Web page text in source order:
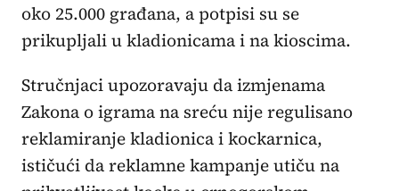
oko 25.000 građana, a potpisi su se
prikupljali u kladionicama i na kioscima.
Stručnjaci upozoravaju da izmjenama
Zakona o igrama na sreću nije regulisano
reklamiranje kladionica i kockarnica,
ističući da reklamne kampanje utiču na